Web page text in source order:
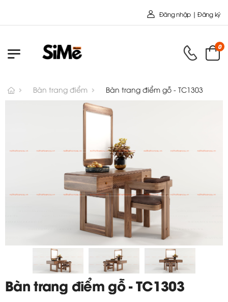
Chào mừng bạn đến với Nội
Đăng nhập | Đăng ký
0
Bàn trang điểm Bàn trang điểm gỗ - TC1303
Bàn trang điểm gỗ - TC1303